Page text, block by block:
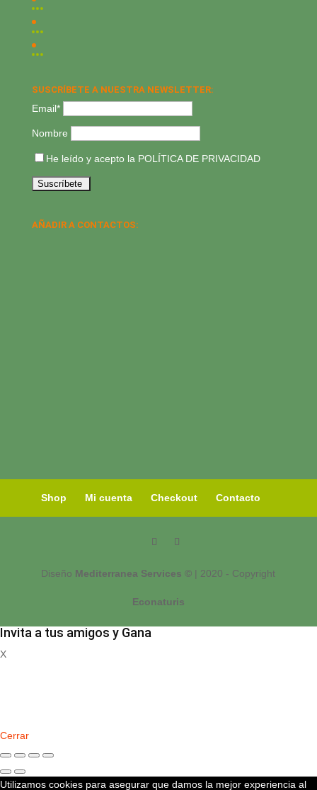
SUSCRÍBETE A NUESTRA NEWSLETTER:
Email*
Nombre
He leído y acepto la POLÍTICA DE PRIVACIDAD
AÑADIR A CONTACTOS:
Shop Mi cuenta Checkout Contacto
Diseño Mediterranea Services © | 2020 - Copyright
Econaturis
Invita a tus amigos y Gana
X
Cerrar
Utilizamos cookies para asegurar que damos la mejor experiencia al